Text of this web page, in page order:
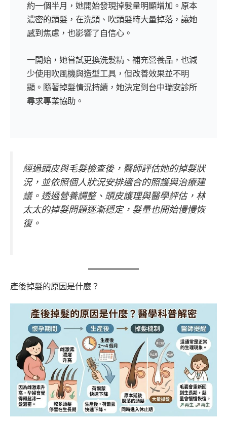
約一個半月，她開始發現掉髮量明顯增加。原本
濃密的頭髮，在洗頭、吹頭髮時大量掉落，讓她
感到焦慮，也影響了自信心。
一開始，她嘗試更換洗髮精、補充營養品，也減
少使用吹風機與造型工具，但改善效果並不明
顯。隨著掉髮情況持續，她決定到台中瑞安診所
尋求專業協助。
經過頭皮與毛髮檢查後，醫師評估她的掉髮狀
況，並依照個人狀況安排適合的照護與治療建
議。透過營養調整、頭皮護理與醫學評估，林
太太的掉髮問題逐漸穩定，髮量也開始慢慢恢
復。
產後掉髮的原因是什麼？